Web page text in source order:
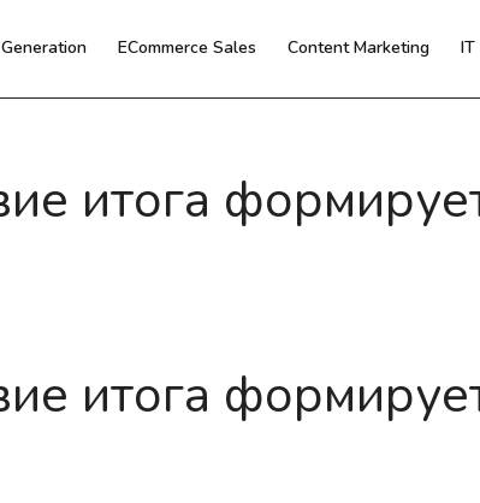
ECommerce Sales Content Marketing
итога
итога